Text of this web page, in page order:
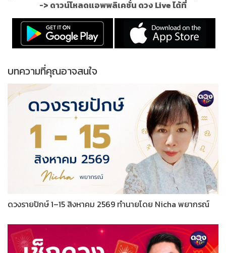
-> ดาวน์โหลดแอพพลิเคชั่น ดวง Live ได้ที่
บทความที่คุณอาจสนใจ
ดวงรายปักษ์ 1–15 สิงหาคม 2569 ทำนายโดย Nicha พยากรณ์